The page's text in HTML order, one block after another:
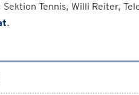
Tennis, Willi Reiter,
.